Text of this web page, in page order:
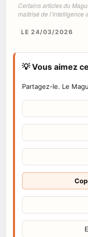
Certains articles du
maîtrisé de l’intelligence
LE 24/03/2026
💡 Vous aimez
Partagez-le. Le